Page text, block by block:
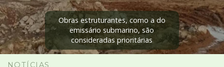
4
Acessibilidade
5
Obras estruturantes, como a do
emissário submarino, são
consideradas prioritárias
NOTÍCIAS